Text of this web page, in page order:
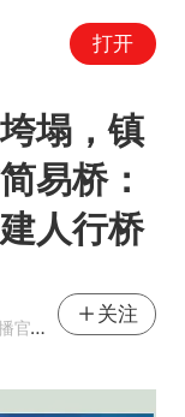
打开
塌，镇
易桥：
人行桥
易号
关注